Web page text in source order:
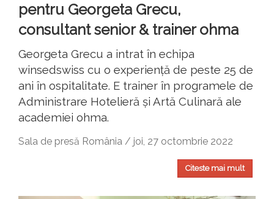
pentru Georgeta Grecu,
consultant senior & trainer ohma
Georgeta Grecu a intrat în echipa
winsedswiss cu o experiență de peste 25 de
ani în ospitalitate. E trainer în programele de
Administrare Hotelieră și Artă Culinară ale
academiei ohma.
Sala de presă România / joi, 27 octombrie 2022
Citeste mai mult